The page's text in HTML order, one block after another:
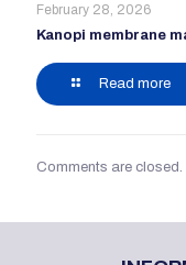
February 28, 2026
Kanopi membrane
Read more
Comments are closed.